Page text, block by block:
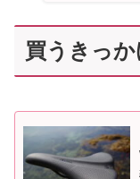
買うきっか